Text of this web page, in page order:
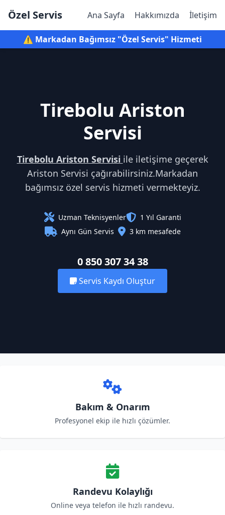
Özel Servis Ana Sayfa Hakkımızda İletişim
⚠️ Markadan Bağımsız "Özel Servis" Hizmeti
Tirebolu Ariston
Servisi
Tirebolu Ariston Servisi ile iletişime geçerek
Ariston Servisi çağırabilirsiniz.Markadan
bağımsız özel servis hizmeti vermekteyiz.
Uzman Teknisyenler
1 Yıl Garanti
Aynı Gün Servis
3 km mesafede
0 850 307 34 38
Servis Kaydı Oluştur
Bakım & Onarım
Profesyonel ekip ile hızlı çözümler.
Randevu Kolaylığı
Online veya telefon ile hızlı randevu.